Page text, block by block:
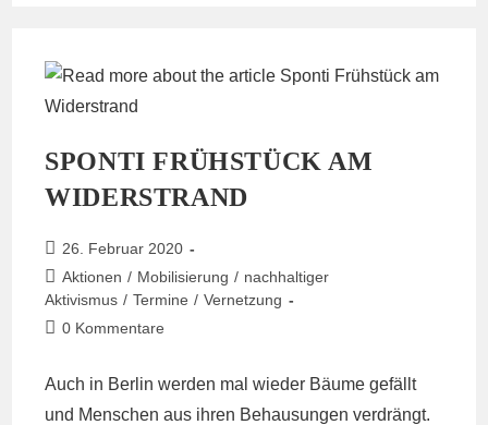
SPONTI FRÜHSTÜCK AM
WIDERSTRAND
Beitrag
veröffentlicht:
26. Februar 2020
Beitrags-
Kategorie:
Aktionen / Mobilisierung / nachhaltiger
Aktivismus / Termine / Vernetzung
Beitrags-
0 Kommentare
Auch in Berlin werden mal wieder Bäume gefällt
und Menschen aus ihren Behausungen verdrängt.